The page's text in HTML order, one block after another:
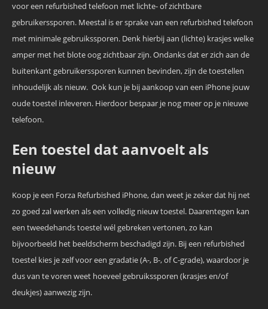
voor een refurbished telefoon met lichte- of zichtbare
gebruikerssporen. Meestal is er sprake van een refurbished telefoon
met minimale gebruikssporen. Denk hierbij aan (lichte) krasjes welke
amper met het blote oog zichtbaar zijn. Ondanks dat er zich aan de
buitenkant gebruikerssporen kunnen bevinden, zijn de toestellen
inhoudelijk als nieuw. Ook kun je bij aankoop van een iPhone jouw
oude toestel inleveren. Hierdoor bespaar je nog meer op je nieuwe
telefoon.
Een toestel dat aanvoelt als
nieuw
Koop je een Forza Refurbished iPhone, dan weet je zeker dat hij net
zo goed zal werken als een volledig nieuw toestel. Daarentegen kan
een tweedehands toestel wél gebreken vertonen, zo kan
bijvoorbeeld het beeldscherm beschadigd zijn. Bij een refurbished
toestel kies je zelf voor een gradatie (A-, B-, of C-grade), waardoor je
dus van te voren weet hoeveel gebruikssporen (krasjes en/of
deukjes) aanwezig zijn.